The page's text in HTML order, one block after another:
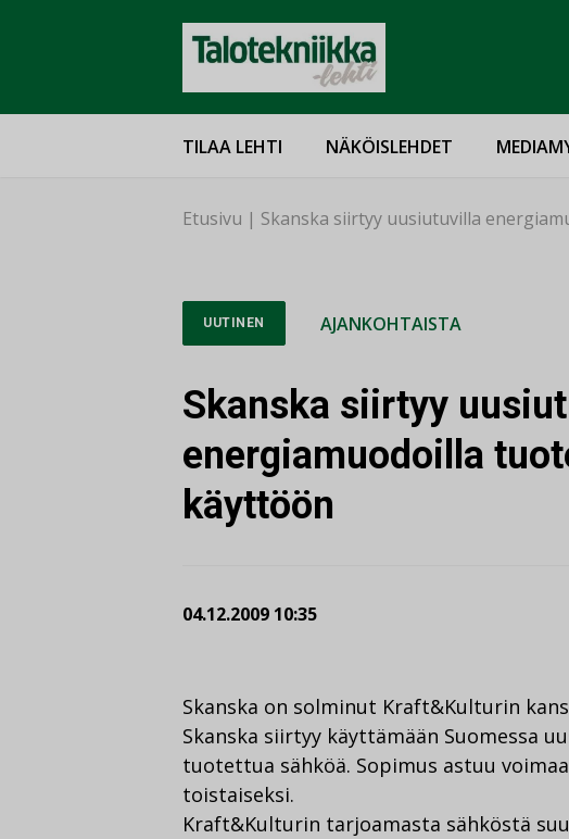
TILAA LEHTI NÄKÖISLEHDET
Etusivu | Skanska siirtyy uusiutuvilla
UUTINEN AJANKOHTAISTA
Skanska siirtyy
energiamuodoilla
käyttöön
04.12.2009 10:35
Skanska on solminut Kraft&Kulturin
Skanska siirtyy käyttämään Suomessa
tuotettua sähköä. Sopimus astuu
toistaiseksi.
Kraft&Kulturin tarjoamasta sähköstä